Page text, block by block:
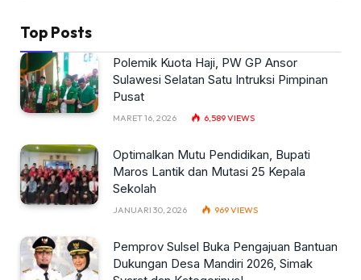
Top Posts
Polemik Kuota Haji, PW GP Ansor
Sulawesi Selatan Satu Intruksi Pimpinan
Pusat
MARET 16, 2026 6,589VIEWS
Optimalkan Mutu Pendidikan, Bupati
Maros Lantik dan Mutasi 25 Kepala
Sekolah
JANUARI 30, 2026 969VIEWS
Pemprov Sulsel Buka Pengajuan Bantuan
Dukungan Desa Mandiri 2026, Simak